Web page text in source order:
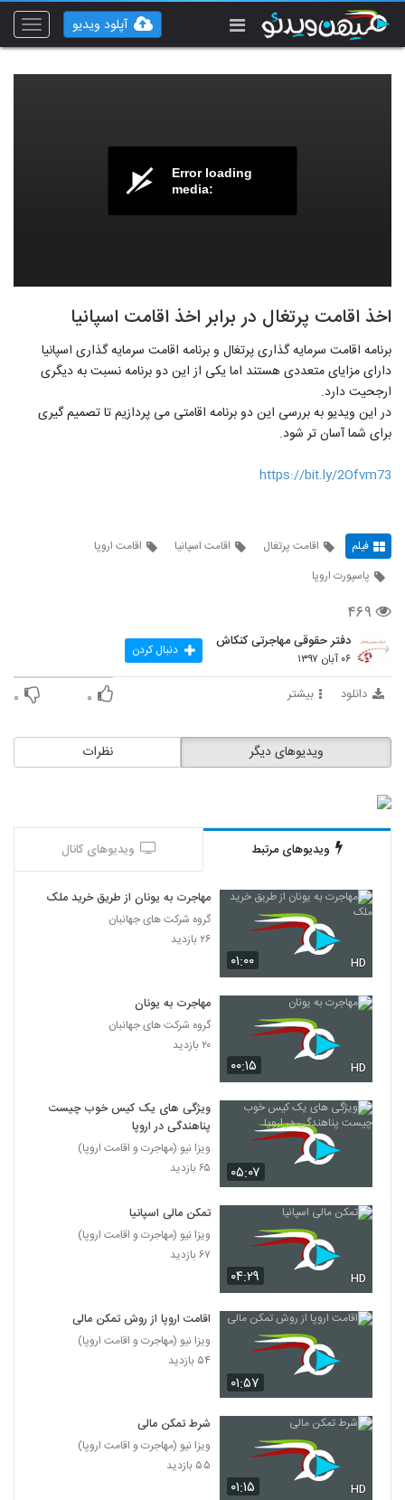
Toggle
آپلود ویدیو
Error loading
media:
اخذ اقامت پرتغال در برابر اخذ اقامت اسپانیا
برنامه اقامت سرمایه گذاری پرتغال و برنامه اقامت سرمایه گذاری اسپانیا
دارای مزایای متعددی هستند اما یکی از این دو برنامه نسبت به دیگری
ارجحیت دارد.
در این ویدیو به بررسی این دو برنامه اقامتی می پردازیم تا تصمیم گیری
برای شما آسان تر شود.
https://bit.ly/2Ofvm73
فیلم اقامت پرتغال اقامت اسپانیا
اقامت اروپا
پاسپورت اروپا
۴۶۹
دفتر حقوقی مهاجرتی کنکاش
۰۶ آبان ۱۳۹۷ دنبال کردن
دانلود بیشتر ۰ ۰
نظرات ویدیوهای دیگر
ویدیوهای مرتبط ویدیوهای کانال
۰۱:۰۰ HD
مهاجرت به یونان از طریق خرید ملک
گروه شرکت های جهانبان
۲۶ بازدید
۰۰:۱۵ HD
مهاجرت به یونان
گروه شرکت های جهانبان
۲۰ بازدید
۰۵:۰۷
ویژگی های یک کیس خوب چیست
پناهندگی در اروپا
ویزا نیو (مهاجرت و اقامت اروپا)
۶۵ بازدید
۰۴:۲۹ HD
تمکن مالی اسپانیا
ویزا نیو (مهاجرت و اقامت اروپا)
۶۷ بازدید
۰۱:۵۷
اقامت اروپا از روش تمکن مالی
ویزا نیو (مهاجرت و اقامت اروپا)
۵۴ بازدید
۰۱:۱۵ HD
شرط تمکن مالی
ویزا نیو (مهاجرت و اقامت اروپا)
۵۵ بازدید